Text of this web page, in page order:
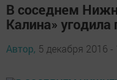
В соседнем
Калина» угодила
Автор, 5 декабря 2016 -